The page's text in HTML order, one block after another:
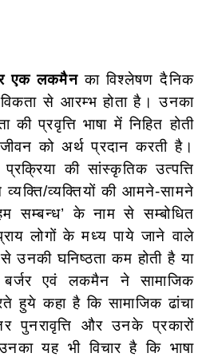
एक लकमैनका विश्लेषण दैनिक
से आरम्भ होता है। उनका
प्रवृत्ति भाषा में निहित होती
को अर्थ प्रदान करती है।
की सांस्कृतिक उत्पत्ति
व्यक्तियों की आमने-सामने
सम्बन्ध’ के नाम से सम्बोधित
लोगों के मध्य पाये जाने वाले
उनकी घनिष्ठता कम होती है या
एवं लकमैन ने सामाजिक
हुये कहा है कि सामाजिक ढांचा
पुनरावृत्ति और उनके प्रकारों
उनका यह भी विचार है कि भाषा